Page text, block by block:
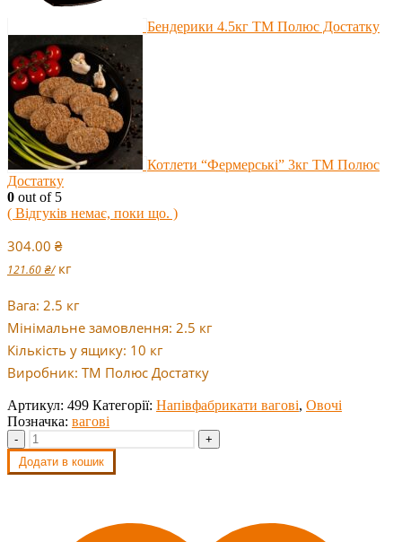
Бендерики 4.5кг ТМ Полюс Достатку
Котлети “Фермерські” 3кг ТМ Полюс
Достатку
0 out of 5
( Відгуків немає, поки що. )
304.00 ₴
121.60₴/ кг
Вага: 2.5 кг
Мінімальне замовлення: 2.5 кг
Кількість у ящику: 10 кг
Виробник: ТМ Полюс Достатку
Артикул: 499 Категорії: Напівфабрикати вагові, Овочі
Позначка: вагові
-
+
Додати в кошик